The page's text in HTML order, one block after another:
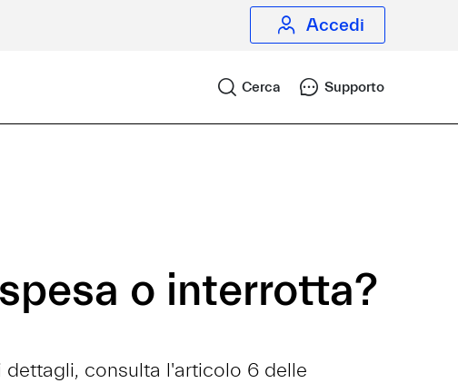
Accedi
Cerca Supporto
o interrotta?
consulta l'articolo 6 delle